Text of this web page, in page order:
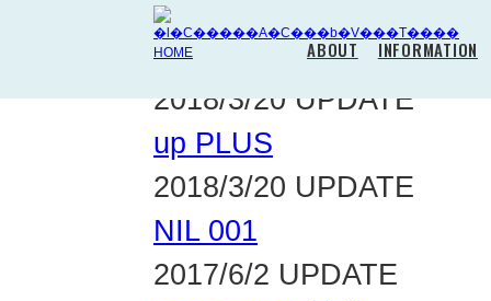
ABOUT INFORMATION
MEDIA NAME
2018/3/20 UPDATE
up PLUS
2018/3/20 UPDATE
NIL 001
2017/6/2 UPDATE